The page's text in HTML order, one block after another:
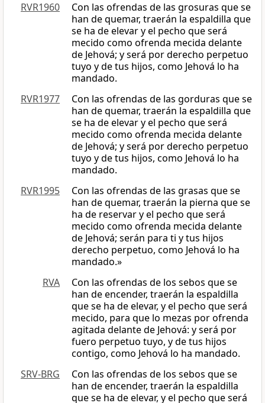
RVR1960
Con las ofrendas de las grosuras que se
han de quemar, traerán la espaldilla que
se ha de elevar y el pecho que será
mecido como ofrenda mecida delante
de Jehová; y será por derecho perpetuo
tuyo y de tus hijos, como Jehová lo ha
mandado.
RVR1977
Con las ofrendas de las gorduras que se
han de quemar, traerán la espaldilla que
se ha de elevar y el pecho que será
mecido como ofrenda mecida delante
de Jehová; y será por derecho perpetuo
tuyo y de tus hijos, como Jehová lo ha
mandado.
RVR1995
Con las ofrendas de las grasas que se
han de quemar, traerán la pierna que se
ha de reservar y el pecho que será
mecido como ofrenda mecida delante
de Jehová; serán para ti y tus hijos
derecho perpetuo, como Jehová lo ha
mandado.»
RVA
Con las ofrendas de los sebos que se
han de encender, traerán la espaldilla
que se ha de elevar, y el pecho que será
mecido, para que lo mezas por ofrenda
agitada delante de Jehová: y será por
fuero perpetuo tuyo, y de tus hijos
contigo, como Jehová lo ha mandado.
SRV-BRG
Con las ofrendas de los sebos que se
han de encender, traerán la espaldilla
que se ha de elevar, y el pecho que será